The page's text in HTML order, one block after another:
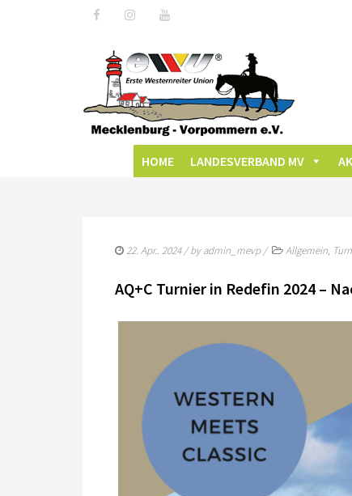
HOME LANDESVERBAND MV
22. Apr.. 2024/ byadmin_mevp/ Allgemein,
AQ+C Turnier in Redefin 2024 –